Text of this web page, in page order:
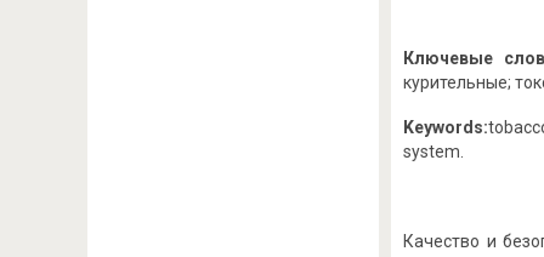
Ключевые
курительные;
Keywords:
system.
Качество и